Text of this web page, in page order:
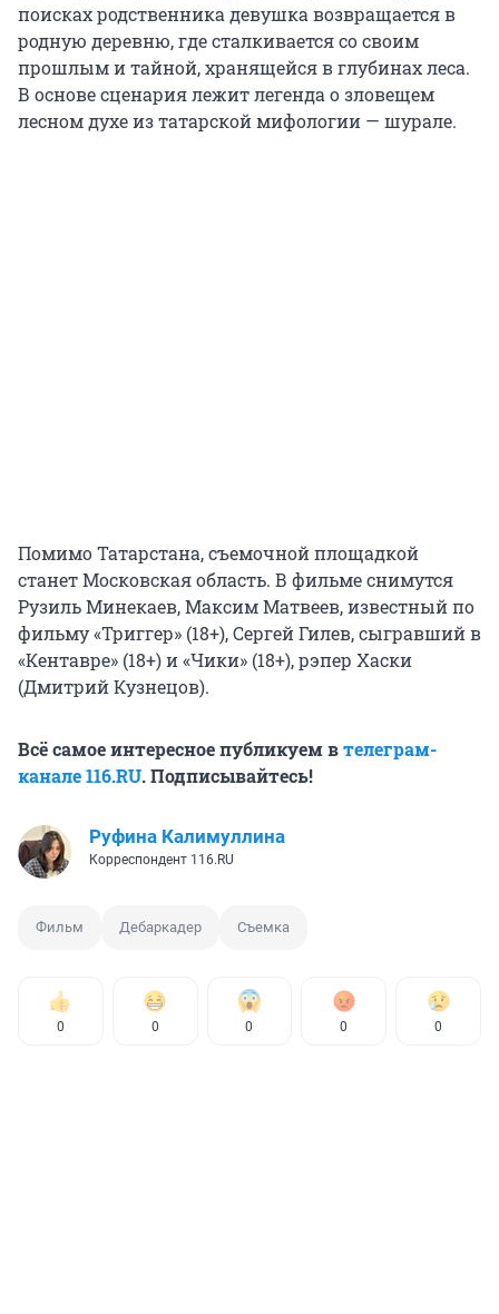
поисках родственника девушка возвращается в
родную деревню, где сталкивается со своим
прошлым и тайной, хранящейся в глубинах леса.
В основе сценария лежит легенда о зловещем
лесном духе из татарской мифологии — шурале.
Помимо Татарстана, съемочной площадкой
станет Московская область. В фильме снимутся
Рузиль Минекаев, Максим Матвеев, известный по
фильму «Триггер» (18+), Сергей Гилев, сыгравший в
«Кентавре» (18+) и «Чики» (18+), рэпер Хаски
(Дмитрий Кузнецов).
Всё самое интересное публикуем втелеграм-
канале 116.RU. Подписывайтесь!
Руфина Калимуллина
Корреспондент 116.RU
Фильм Дебаркадер Съемка
0 0 0 0 0